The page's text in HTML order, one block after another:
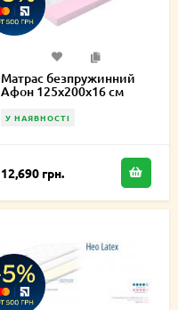
Матрас безпружинний
Афон 125х200х16 см
У НАЯВНОСТІ
12,690 грн.